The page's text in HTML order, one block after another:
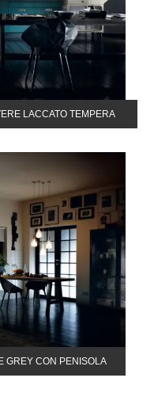
LACCATO TEMPERA
GREY CON PENISOLA